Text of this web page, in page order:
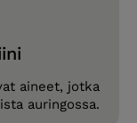
aineet, jotka
auringossa.